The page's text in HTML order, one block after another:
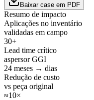
Baixar case em PDF
Resumo de impacto
Aplicações no inventário
validadas em campo
30+
Lead time crítico
aspersor GGI
24 meses → dias
Redução de custo
vs peça original
≈10×